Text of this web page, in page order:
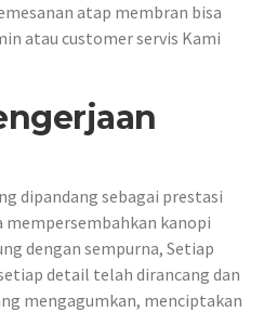
atap membran bisa
atau customer servis Kami
dipandang sebagai prestasi
kanopi
dengan sempurna, Setiap
detail telah dirancang dan
mengagumkan, menciptakan